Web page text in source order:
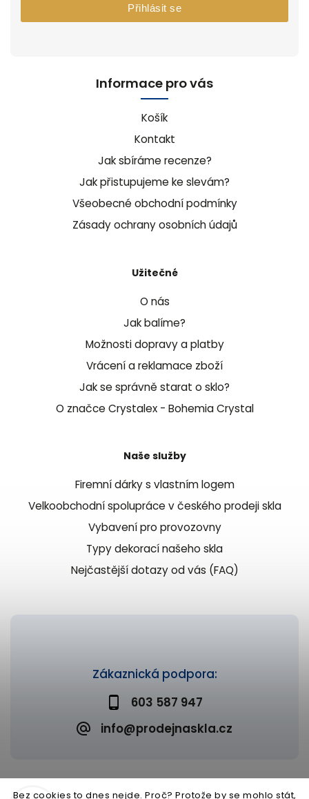
Bez cookies to dnes nejde. Proč? Protože by se mohlo stát,
Zákaznická podpora:
603 587 947
info@prodejnaskla.cz
Přihlásit se
Informace pro vás
Košík
Kontakt
Jak sbíráme recenze?
Jak přistupujeme ke slevám?
Všeobecné obchodní podmínky
Zásady ochrany osobních údajů
Užitečné
O nás
Jak balíme?
Možnosti dopravy a platby
Vrácení a reklamace zboží
Jak se správně starat o sklo?
O značce Crystalex - Bohemia Crystal
Naše služby
Firemní dárky s vlastním logem
Velkoobchodní spolupráce v českého prodeji skla
Vybavení pro provozovny
Typy dekorací našeho skla
Nejčastější dotazy od vás (FAQ)